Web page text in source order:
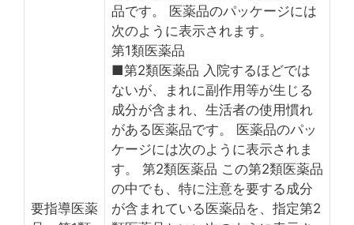
要指導医薬
品です。 医薬品のパッケージには
次のように表示されます。
第1類医薬品
■第2類医薬品 入院するほどでは
ないが、まれに副作用等が生じる
成分が含まれ、生活者の使用慣れ
がある医薬品です。 医薬品のパッ
ケージには次のように表示されま
す。 第2類医薬品 この第2類医薬品
の中でも、特に注意を要する成分
が含まれている医薬品を、指定第2